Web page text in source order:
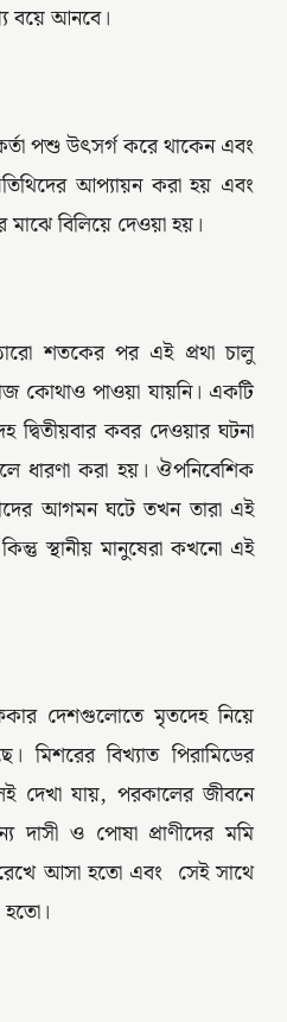
বয়ে আনবে।
পশু উৎসর্গ করে থাকেন এবং
আপ্যায়ন করা হয় এবং
মাঝে বিলিয়ে দেওয়া হয়।
শতকের পর এই প্রথা চালু
কোথাও পাওয়া যায়নি। একটি
দ্বিতীয়বার কবর দেওয়ার ঘটনা
ধারণা করা হয়। ঔপনিবেশিক
আগমন ঘটে তখন তারা এই
স্থানীয় মানুষেরা কখনো এই
দেশগুলোতে মৃতদেহ নিয়ে
মিশরের বিখ্যাত পিরামিডের
দেখা যায়, পরকালের জীবনে
ও পোষা প্রাণীদের মমি
রেখে আসা হতো এবং সেই সাথে
হতো।